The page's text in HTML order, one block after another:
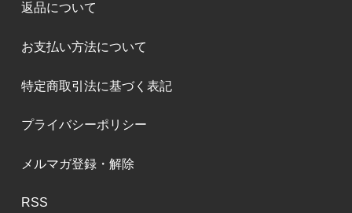
返品について
お支払い方法について
特定商取引法に基づく表記
プライバシーポリシー
メルマガ登録・解除
RSS